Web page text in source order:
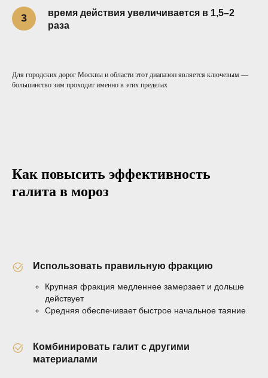
время действия увеличивается в 1,5–2
раза
Для городских дорог Москвы и области этот диапазон является ключевым —
большинство зим проходит именно в этих пределах
Как повысить эффективность
галита в мороз
Использовать правильную фракцию
Крупная фракция медленнее замерзает и дольше
действует
Средняя обеспечивает быстрое начальное таяние
Комбинировать галит с другими
материалами